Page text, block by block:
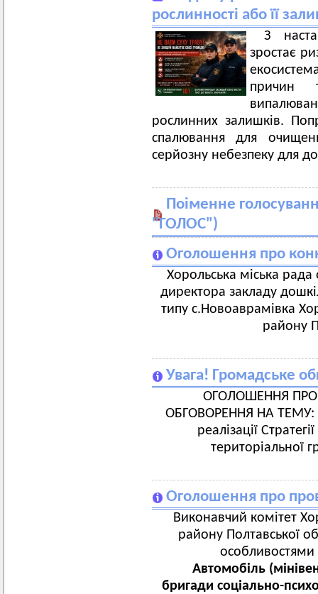
рослинності або її
З
зростає
причин
рослинних залишків.
спалювання для
серйозну небезпеку для
Поіменне
"ГОЛОС")
Оголошення про
Хорольська міська
директора закладу
типу с.Новоаврамівка
району
Увага! Громадське
ОГОЛОШЕННЯ
ОБГОВОРЕННЯ НА ТЕМУ:
реалізації
територіальної
Оголошення про
Виконавчий комітет
району Полтавської
особливостями
Автомобіль
бригади соціально-